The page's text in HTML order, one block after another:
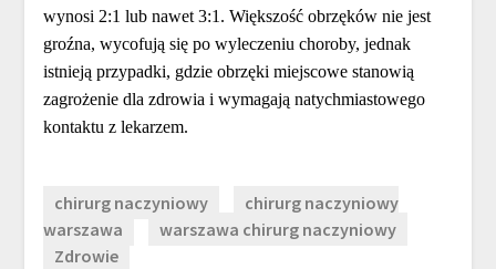
wynosi 2:1 lub nawet 3:1. Większość obrzęków nie jest
groźna, wycofują się po wyleczeniu choroby, jednak
istnieją przypadki, gdzie obrzęki miejscowe stanowią
zagrożenie dla zdrowia i wymagają natychmiastowego
kontaktu z lekarzem.
chirurg naczyniowy
chirurg naczyniowy
warszawa
warszawa chirurg naczyniowy
Zdrowie